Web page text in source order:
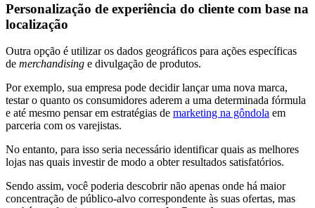
Personalização de experiência do cliente com base na
localização
Outra opção é utilizar os dados geográficos para ações específicas
de merchandising e divulgação de produtos.
Por exemplo, sua empresa pode decidir lançar uma nova marca,
testar o quanto os consumidores aderem a uma determinada fórmula
e até mesmo pensar em estratégias de marketing na gôndola em
parceria com os varejistas.
No entanto, para isso seria necessário identificar quais as melhores
lojas nas quais investir de modo a obter resultados satisfatórios.
Sendo assim, você poderia descobrir não apenas onde há maior
concentração de público-alvo correspondente às suas ofertas, mas